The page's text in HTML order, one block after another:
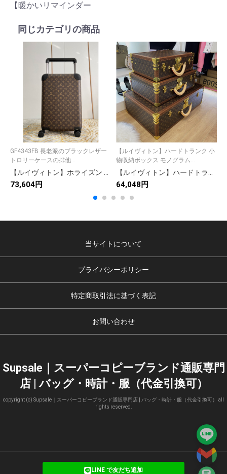
【暖かいリマインダー
同じカテゴリの商品
GF4343FB 長老派のブラックレザー
トロリーケースの排他...
【ルイヴィトン】ホライズン キャリーバッグ モノグラム柄 レザー保護コーナー 上品で実用的な旅行用トランク
73,604円
【ルイヴィトン】ハードトランク 小
物収納ボックス モノグラム...
【ルイヴィトン】ハードトランク 小物収納ボックス モノグラムカンバス 上質な仕上げ 高級感のある逸品
64,048円
当サイトについて
プライバシーポリシー
特定商取引法に基づく表記
お問い合わせ
Supsale｜スーパーコピーブランド通販専門
店 | バッグ・時計・服（代金引換可）
copyright (c) Supsale｜スーパーコピーブランド通販専門店 | バッグ・時計・服（代金引換可） all
rights reserved.
LINE で友だち追加